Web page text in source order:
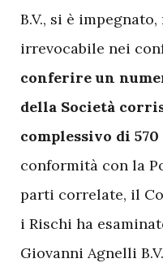
B.V., si è
irrevocabile nei
conferire un
della Società
complessivo di
conformità con la
parti correlate, il
i Rischi ha
Giovanni Agnelli